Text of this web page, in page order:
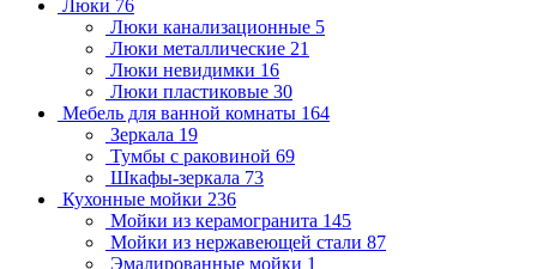
Люки 76
Люки канализационные 5
Люки металлические 21
Люки невидимки 16
Люки пластиковые 30
Мебель для ванной комнаты 164
Зеркала 19
Тумбы с раковиной 69
Шкафы-зеркала 73
Кухонные мойки 236
Мойки из керамогранита 145
Мойки из нержавеющей стали 87
Эмалированные мойки 1